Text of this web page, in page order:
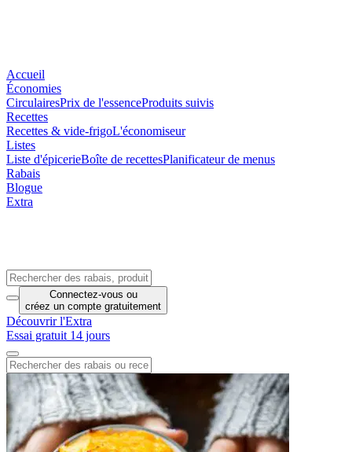
Accueil
Économies
CirculairesPrix de l'essenceProduits suivis
Recettes
Recettes & vide-frigoL'économiseur
Listes
Liste d'épicerieBoîte de recettesPlanificateur de menus
Rabais
Blogue
Extra
Connectez-vous ou
créez un compte gratuitement
Découvrir l'Extra
Essai gratuit 14 jours